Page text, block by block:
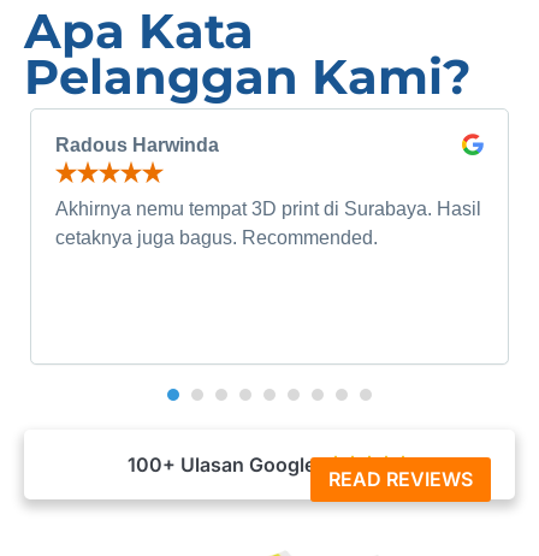
Apa Kata
Pelanggan Kami?
Radous Harwinda
Akhirnya nemu tempat 3D print di Surabaya. Hasil
cetaknya juga bagus. Recommended.
100+ Ulasan Google
READ REVIEWS